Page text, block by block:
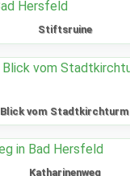
Stiftsruine
Blick vom Stadtkirchturm
Katharinenweg